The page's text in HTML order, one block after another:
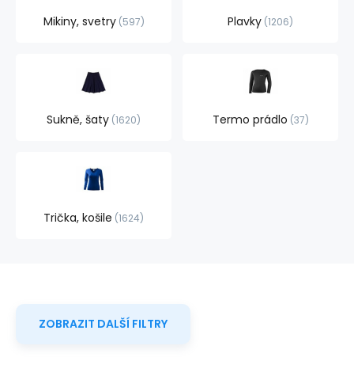
Mikiny, svetry 597 Plavky 1206
Sukně, šaty 1620 Termo prádlo 37
Trička, košile 1624
ZOBRAZIT DALŠÍ FILTRY